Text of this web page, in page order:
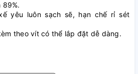
89%.
yêu luôn sạch sẽ, hạn chế rỉ sét
theo vít có thể lắp đặt dễ dàng.